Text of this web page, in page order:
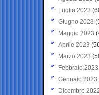
Luglio 2023
Giugno 2023
Maggio 2023
Aprile 2023
Marzo 2023
Febbraio 2023
Gennaio 2023
Dicembre